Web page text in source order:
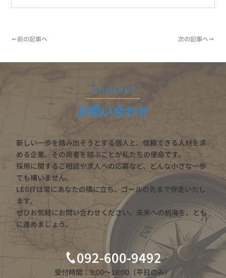
←前の記事へ 次の記事へ→
​Contact
お問い合わせ
新しい一歩を踏み出そうとする個人と、信頼できる人材を求
める企業。その両者を結ぶことが私たちの使命です。
採用に関するご相談や求人への応募など、どんな小さな一歩
でも構いません。
LEGITは常にあなたの隣に立ち、ゴールの先まで伴走いたし
ます。
ぜひお気軽にお問い合わせください。未来への航海を、とも
に進めましょう。
092-600-9492
受付時間：9:00〜18:00（平日のみ）